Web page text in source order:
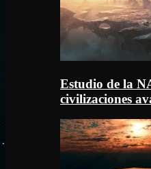
Estudio de la
civilizaciones